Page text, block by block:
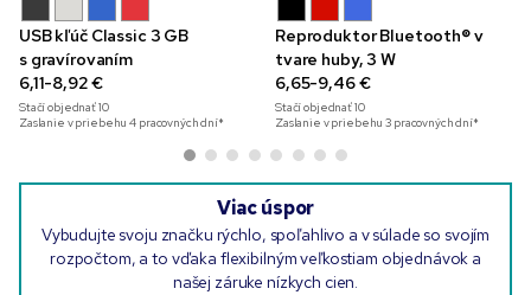
USB kľúč Classic 3 GB
s gravírovaním
6,11-8,92 €
Stačí objednať10
Zaslanie v priebehu 4 pracovných dní*
Reproduktor Bluetooth® v
tvare huby, 3 W
6,65-9,46 €
Stačí objednať10
Zaslanie v priebehu 3 pracovných dní*
Viac úspor
Vybudujte svoju značku rýchlo, spoľahlivo a v súlade so svojím
rozpočtom, a to vďaka flexibilným veľkostiam objednávok a
našej záruke nízkych cien.